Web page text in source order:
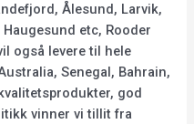
Ålesund, Larvik,
etc, Rooder
også levere til hele
Senegal, Bahrain,
god
vinner vi tillit fra